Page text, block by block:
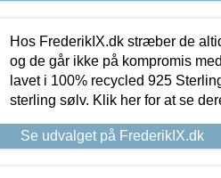
Hos FrederikIX.dk stræber de
og de går ikke på kompromis
lavet i 100% recycled 925
sterling sølv. Klik her for at se
Se udvalget på FrederikIX.dk